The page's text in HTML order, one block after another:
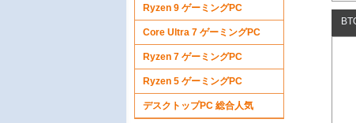
Ryzen 9 ゲーミングPC
Core Ultra 7 ゲーミングPC
Ryzen 7 ゲーミングPC
Ryzen 5 ゲーミングPC
デスクトップPC 総合人気